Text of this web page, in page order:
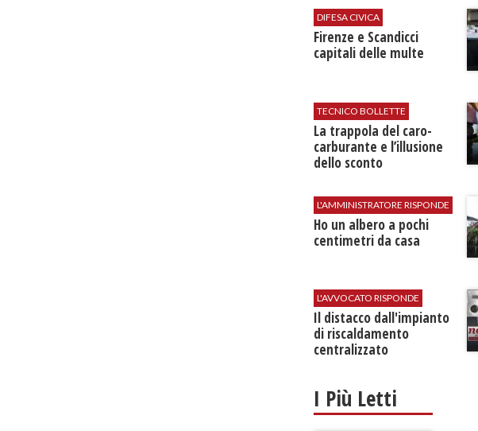
DIFESA CIVICA
Firenze e Scandicci
capitali delle multe
TECNICO BOLLETTE
​La trappola del caro-
carburante e l’illusione
dello sconto
L'AMMINISTRATORE RISPONDE
Ho un albero a pochi
centimetri da casa
L'AVVOCATO RISPONDE
Il distacco dall'impianto
di riscaldamento
centralizzato
I Più Letti